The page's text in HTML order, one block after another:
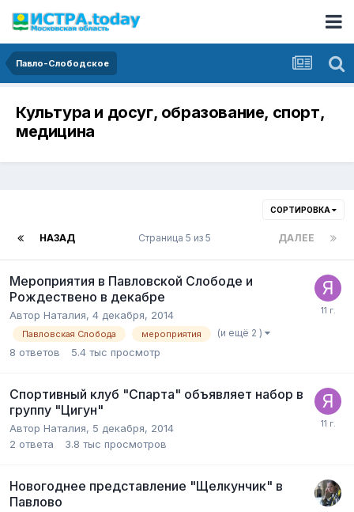
Павло-Слободское
Культура и досуг, образование, спорт,
медицина
СОРТИРОВКА
НАЗАД ДАЛЕЕ
Страница 5 из 5
Мероприятия в Павловской Слободе и
Рождествено в декабре
Автор Наталия, 4 декабря, 2014
Павловская Слобода мероприятия (и ещё 2 )
8 ответов 5.4 тыс просмотр
Спортивный клуб "Спарта" объявляет набор в
группу "Цигун"
Автор Наталия, 5 декабря, 2014
2 ответа 3.8 тыс просмотров
Новогоднее представление "Щелкунчик" в
Павлово